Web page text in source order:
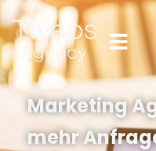
Marketing
mehr